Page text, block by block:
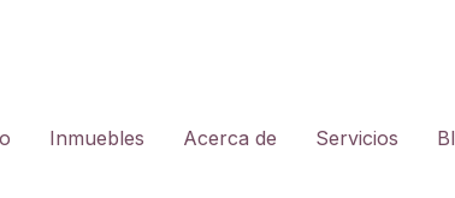
Inmuebles Acerca de Servicios